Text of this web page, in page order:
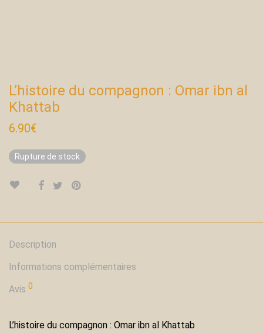
L’histoire du compagnon : Omar ibn al
Khattab
6.90€
Rupture de stock
Description
Informations complémentaires
Avis 0
L’histoire du compagnon : Omar ibn al Khattab